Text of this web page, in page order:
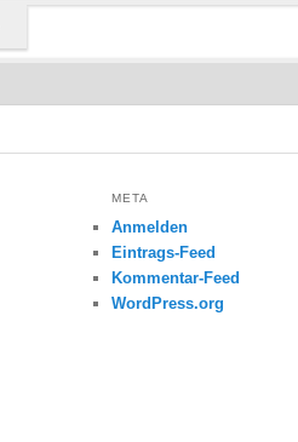
META
Anmelden
Eintrags-Feed
Kommentar-Feed
WordPress.org